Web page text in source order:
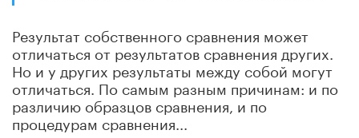
Результат собственного сравнения может
отличаться от результатов сравнения других.
Но и у других результаты между собой могут
отличаться. По самым разным причинам: и по
различию образцов сравнения, и по
процедурам сравнения...